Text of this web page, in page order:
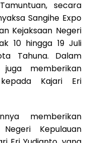
secara
Sangihe Expo
Kejaksaan Negeri
10 hingga 19 Juli
Tahuna. Dalam
memberikan
Kajari Eri
memberikan
Kepulauan